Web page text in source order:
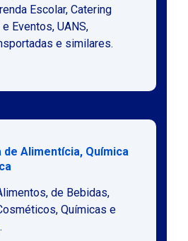
Escolar, Catering
Eventos, UANS,
e similares.
de Alimentícia, Química
de Bebidas,
Químicas e